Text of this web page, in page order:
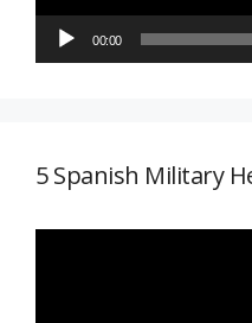
00:00
5 Spanish Military